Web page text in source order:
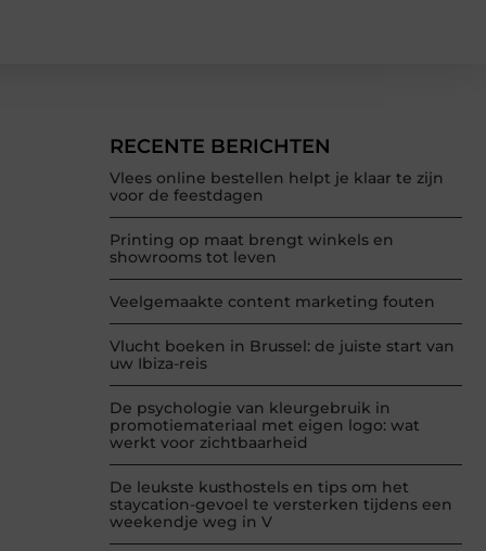
RECENTE BERICHTEN
Vlees online bestellen helpt je klaar te zijn
voor de feestdagen
Printing op maat brengt winkels en
showrooms tot leven
Veelgemaakte content marketing fouten
Vlucht boeken in Brussel: de juiste start van
uw Ibiza-reis
De psychologie van kleurgebruik in
promotiemateriaal met eigen logo: wat
werkt voor zichtbaarheid
De leukste kusthostels en tips om het
staycation-gevoel te versterken tijdens een
weekendje weg in V